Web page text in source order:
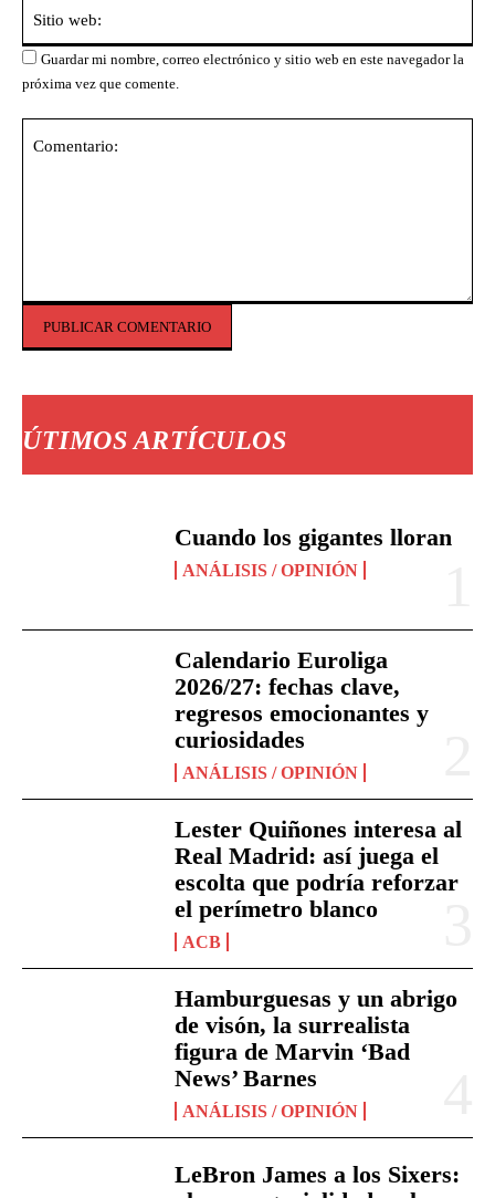
ÚTIMOS ARTÍCULOS
Cuando los gigantes lloran
ANÁLISIS / OPINIÓN
Calendario Euroliga
2026/27: fechas clave,
regresos emocionantes y
curiosidades
ANÁLISIS / OPINIÓN
Lester Quiñones interesa al
Real Madrid: así juega el
escolta que podría reforzar
el perímetro blanco
ACB
Hamburguesas y un abrigo
de visón, la surrealista
figura de Marvin ‘Bad
News’ Barnes
ANÁLISIS / OPINIÓN
LeBron James a los Sixers:
Guardar mi nombre, correo electrónico y sitio web en este navegador la
próxima vez que comente.